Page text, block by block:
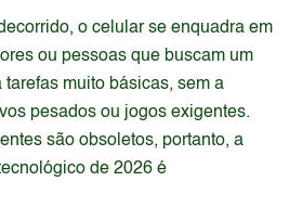
o celular se enquadra em
ou pessoas que buscam um
muito básicas, sem a
pesados ou jogos exigentes.
são obsoletos, portanto, a
de 2026 é